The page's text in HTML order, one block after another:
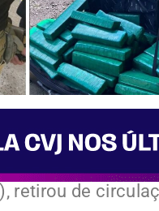
retirou de